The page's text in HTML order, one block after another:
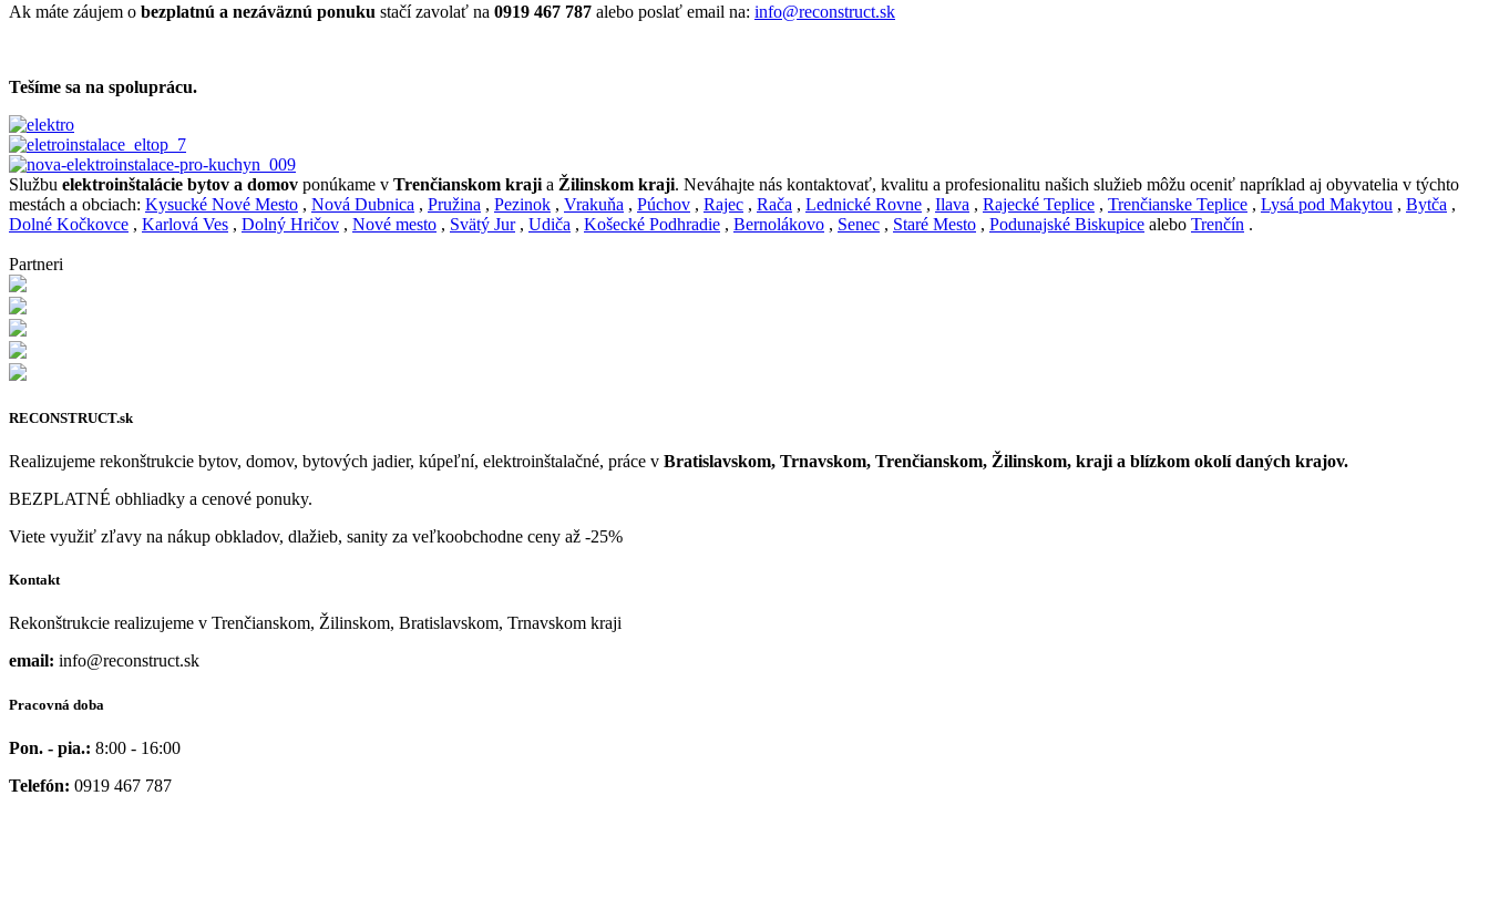
Ak máte záujem o bezplatnú a nezáväznú ponuku stačí zavolať na 0919 467 787 alebo poslať email na: info@reconstruct.sk
Tešíme sa na spoluprácu.
Službu elektroinštalácie bytov a domov ponúkame v Trenčianskom kraji a Žilinskom kraji. Neváhajte nás kontaktovať, kvalitu a profesionalitu našich služieb môžu oceniť napríklad aj obyvatelia v týchto
mestách a obciach: Kysucké Nové Mesto , Nová Dubnica , Pružina , Pezinok , Vrakuňa , Púchov , Rajec , Rača , Lednické Rovne , Ilava , Rajecké Teplice , Trenčianske Teplice , Lysá pod Makytou , Bytča ,
Dolné Kočkovce , Karlová Ves , Dolný Hričov , Nové mesto , Svätý Jur, Udiča , Košecké Podhradie , Bernolákovo , Senec , Staré Mesto , Podunajské Biskupice alebo Trenčín .
Partneri
RECONSTRUCT.sk
Realizujeme rekonštrukcie bytov, domov, bytových jadier, kúpeľní, elektroinštalačné, práce v Bratislavskom, Trnavskom, Trenčianskom, Žilinskom, kraji a blízkom okolí daných krajov.
BEZPLATNÉ obhliadky a cenové ponuky.
Viete využiť zľavy na nákup obkladov, dlažieb, sanity za veľkoobchodne ceny až -25%
Kontakt
Rekonštrukcie realizujeme v Trenčianskom, Žilinskom, Bratislavskom, Trnavskom kraji
email: info@reconstruct.sk
Pracovná doba
Pon. - pia.: 8:00 - 16:00
Telefón: 0919 467 787